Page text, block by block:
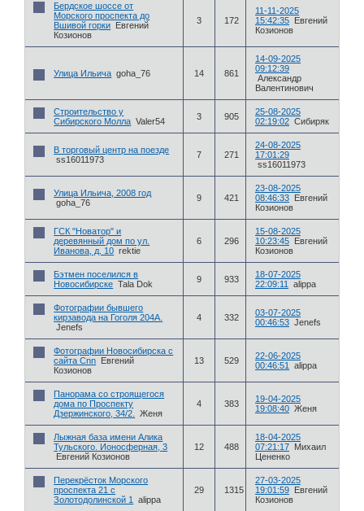
Бердское шоссе от
Морского проспекта до
Вшивой горки Евгений
Козионов
3 172
11-11-2025
15:42:35 Евгений
Козионов
Улица Ильича goha_76 14 861
14-09-2025
09:12:39
Александр
Валентинович
Строительство у
Сибирского Молла Valer54 3 905
25-08-2025
02:19:02 Сибиряк
В торговый центр на поезде
ss16011973
7 271
24-08-2025
17:01:29
ss16011973
Улица Ильича, 2008 год
goha_76
9 421
23-08-2025
08:46:33 Евгений
Козионов
ГСК "Новатор" и
деревянный дом по ул.
Иванова, д. 10 rektie
6 296
15-08-2025
10:23:45 Евгений
Козионов
Бэтмен поселился в
Новосибирске Tala Dok 9 933
18-07-2025
22:09:11
alippa
Фотографии бывшего
кирзавода на Гоголя 204А.
Jenefs
4 332
03-07-2025
00:46:53 Jenefs
Фотографии Новосибирска с
сайта Cnn Евгений
Козионов
13 529
22-06-2025
00:46:51
alippa
Панорама со строящегося
дома по Проспекту
Дзержинского, 34/2.
Женя
4 383
19-04-2025
19:08:40 Женя
Лыжная база имени Алика
Тульского. Ионосферная, 3
Евгений Козионов
12 488
18-04-2025
07:21:17 Михаил
Цененко
Перекрёсток Морского
проспекта 21 с
Золотодолинской 1
alippa
29 1315
27-03-2025
19:01:59 Евгений
Козионов